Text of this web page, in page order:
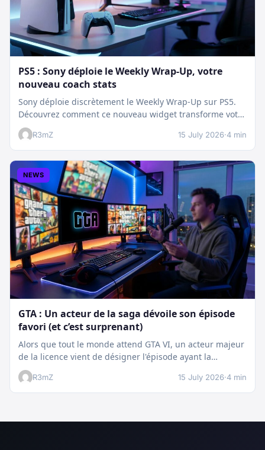
PS5 : Sony déploie le Weekly Wrap-Up, votre
nouveau coach stats
Sony déploie discrètement le Weekly Wrap-Up sur PS5.
Découvrez comment ce nouveau widget transforme votre
dashboard et booste votre suivi…
R3mZ 15 July 2026·4 min
NEWS
GTA : Un acteur de la saga dévoile son épisode
favori (et c’est surprenant)
Alors que tout le monde attend GTA VI, un acteur majeur
de la licence vient de désigner l'épisode ayant la…
R3mZ 15 July 2026·4 min